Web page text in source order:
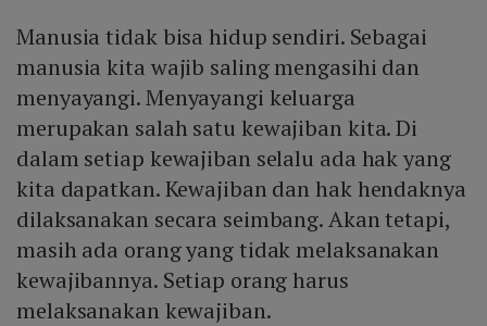
Manusia tidak bisa hidup sendiri. Sebagai
manusia kita wajib saling mengasihi dan
menyayangi. Menyayangi keluarga
merupakan salah satu kewajiban kita. Di
dalam setiap kewajiban selalu ada hak yang
kita dapatkan. Kewajiban dan hak hendaknya
dilaksanakan secara seimbang. Akan tetapi,
masih ada orang yang tidak melaksanakan
kewajibannya. Setiap orang harus
melaksanakan kewajiban.